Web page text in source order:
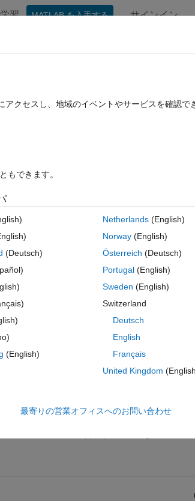
学習 MATLAB を入手する サインイン
Germany, could you please help me to adjust
characteristics of the map, and so on?
サインインしてこの
クセスし、地域のイベントやサービスを確認
もできます。
(Deutsch)
(English)
Netherlands(English)
Norway(English)
Österreich (Deutsch)
Portugal(English)
Sweden (English)
Switzerland
Deutsch
English
Français
United Kingdom
最寄りの営業オフィスへのお問い合わせ